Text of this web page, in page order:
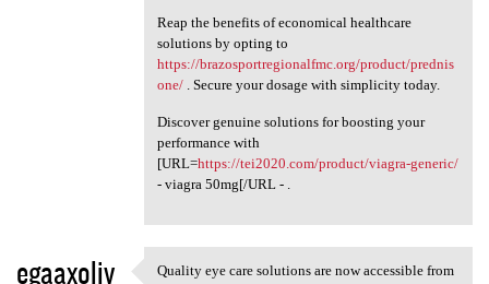
Reap the benefits of economical healthcare
solutions by opting to
https://brazosportregionalfmc.org/product/prednis
one/. Secure your dosage with simplicity today.
Discover genuine solutions for boosting your
performance with
[URL=https://tei2020.com/product/viagra-generic/
- viagra 50mg[/URL - .
egaaxoliy
Quality eye care solutions are now accessible from